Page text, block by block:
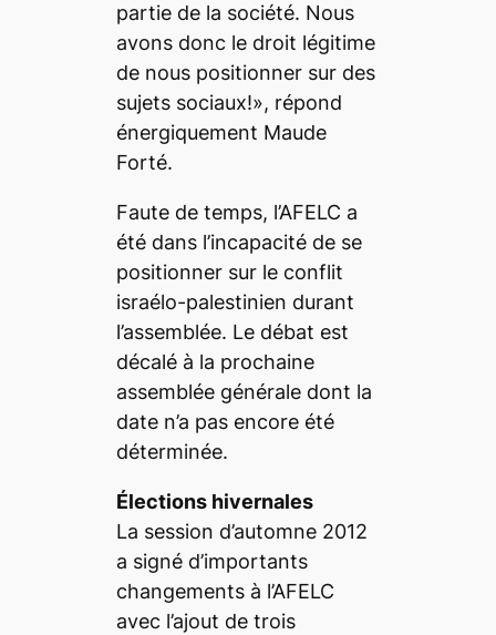
partie de la société. Nous
avons donc le droit légitime
de nous positionner sur des
sujets sociaux!», répond
énergiquement Maude
Forté.
Faute de temps, l’AFELC a
été dans l’incapacité de se
positionner sur le conflit
israélo-palestinien durant
l’assemblée. Le débat est
décalé à la prochaine
assemblée générale dont la
date n’a pas encore été
déterminée.
Élections hivernales
La session d’automne 2012
a signé d’importants
changements à l’AFELC
avec l’ajout de trois